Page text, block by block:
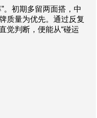
。初期多留两面搭，中
质量为优先。通过反复
觉判断，便能从“碰运